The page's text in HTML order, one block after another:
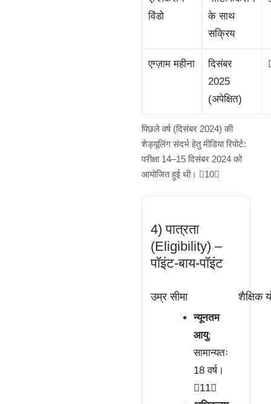
विंडो
के साथ
सक्रिय
एग्ज़ाम महीना
दिसंबर
2025
(अपेक्षित)
पिछले वर्ष (दिसंबर 2024) की
शेड्यूलिंग संदर्भ हेतु मीडिया रिपोर्ट:
परीक्षा 14–15 दिसंबर 2024 को
आयोजित हुई थी। 10
4) पात्रता
(Eligibility) –
पॉइंट-बाय-पॉइंट
उम्र सीमा
न्यूनतम
आयु:
सामान्यतः
18 वर्ष।
11
शैक्षिक